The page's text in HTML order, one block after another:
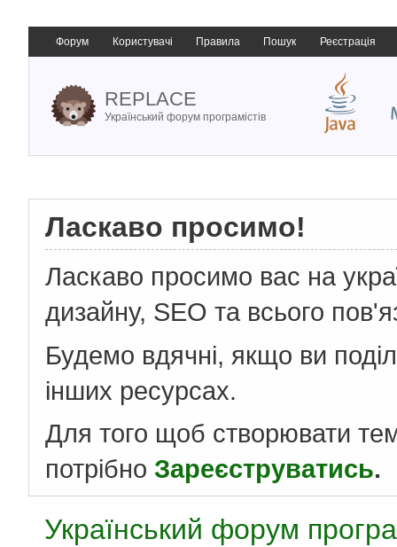
Форум Користувачі Правила Пошук Реєстрація
REPLACE
Український форум програмістів
Ласкаво просимо!
Ласкаво просимо вас на
дизайну, SEO та всього
Будемо вдячні, якщо ви
інших ресурсах.
Для того щоб створювати
потрібно Зареєструватись.
Український форум